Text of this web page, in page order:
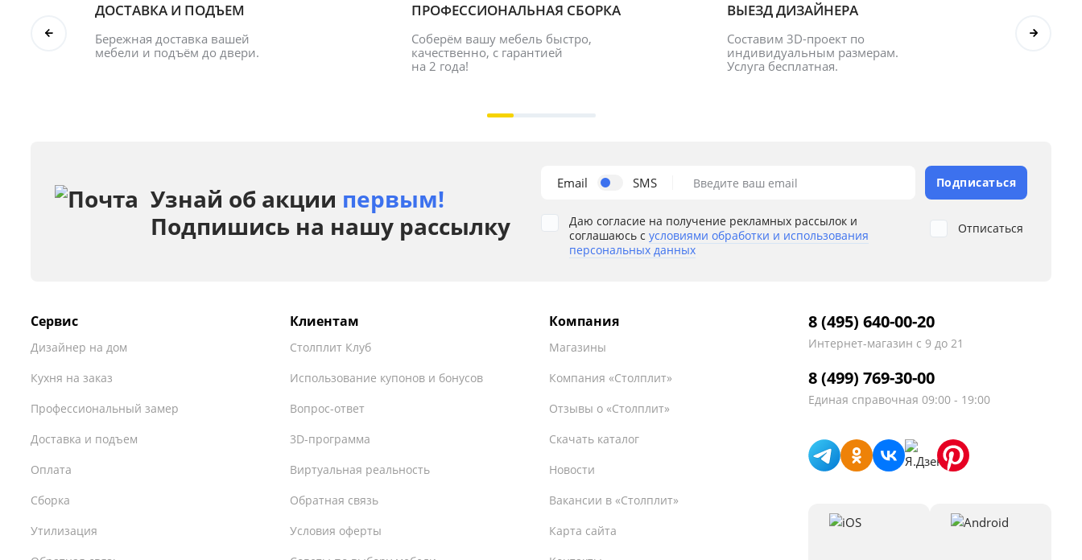
ДОСТАВКА И ПОДЪЕМ
Бережная доставка вашей
мебели и подъём до двери.
ПРОФЕССИОНАЛЬНАЯ СБОРКА
Соберём вашу мебель быстро,
качественно, с гарантией
на 2 года!
ВЫЕЗД ДИЗАЙНЕРА
Составим 3D-проект по
индивидуальным размерам.
Услуга бесплатная.
Узнай об акции первым!
Подпишись на нашу рассылку
Email SMS Введите ваш email Подписаться
Даю согласие на получение рекламных рассылок и
соглашаюсь с условиями обработки и использования
персональных данных
Отписаться
Сервис
Дизайнер на дом
Кухня на заказ
Профессиональный замер
Доставка и подъем
Оплата
Сборка
Утилизация
Клиентам
Столплит Клуб
Использование купонов и бонусов
Вопрос-ответ
3D-программа
Виртуальная реальность
Обратная связь
Условия оферты
Компания
Магазины
Компания «Столплит»
Отзывы о «Столплит»
Скачать каталог
Новости
Вакансии в «Столплит»
Карта сайта
8 (495) 640-00-20
Интернет-магазин с 9 до 21
8 (499) 769-30-00
Единая справочная 09:00 - 19:00